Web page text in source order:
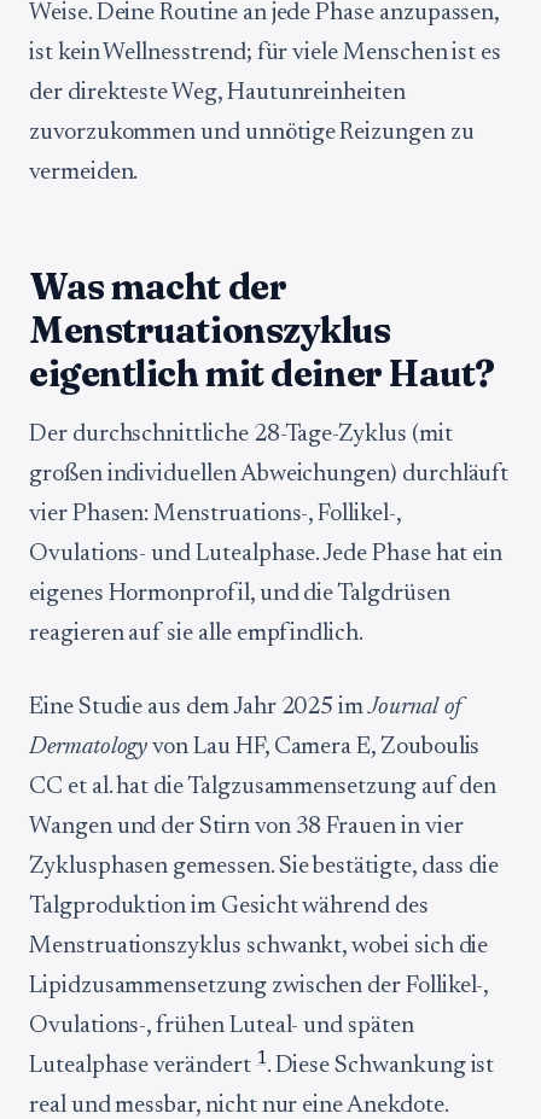
Weise. Deine Routine an jede Phase anzupassen,
ist kein Wellnesstrend; für viele Menschen ist es
der direkteste Weg, Hautunreinheiten
zuvorzukommen und unnötige Reizungen zu
vermeiden.
Was macht der
Menstruationszyklus
eigentlich mit deiner Haut?
Der durchschnittliche 28-Tage-Zyklus (mit
großen individuellen Abweichungen) durchläuft
vier Phasen: Menstruations-, Follikel-,
Ovulations- und Lutealphase. Jede Phase hat ein
eigenes Hormonprofil, und die Talgdrüsen
reagieren auf sie alle empfindlich.
Eine Studie aus dem Jahr 2025 imJournal of
Dermatology von Lau HF, Camera E, Zouboulis
CC et al. hat die Talgzusammensetzung auf den
Wangen und der Stirn von 38 Frauen in vier
Zyklusphasen gemessen. Sie bestätigte, dass die
Talgproduktion im Gesicht während des
Menstruationszyklus schwankt, wobei sich die
Lipidzusammensetzung zwischen der Follikel-,
Ovulations-, frühen Luteal- und späten
Lutealphase verändert 1. Diese Schwankung ist
real und messbar, nicht nur eine Anekdote.